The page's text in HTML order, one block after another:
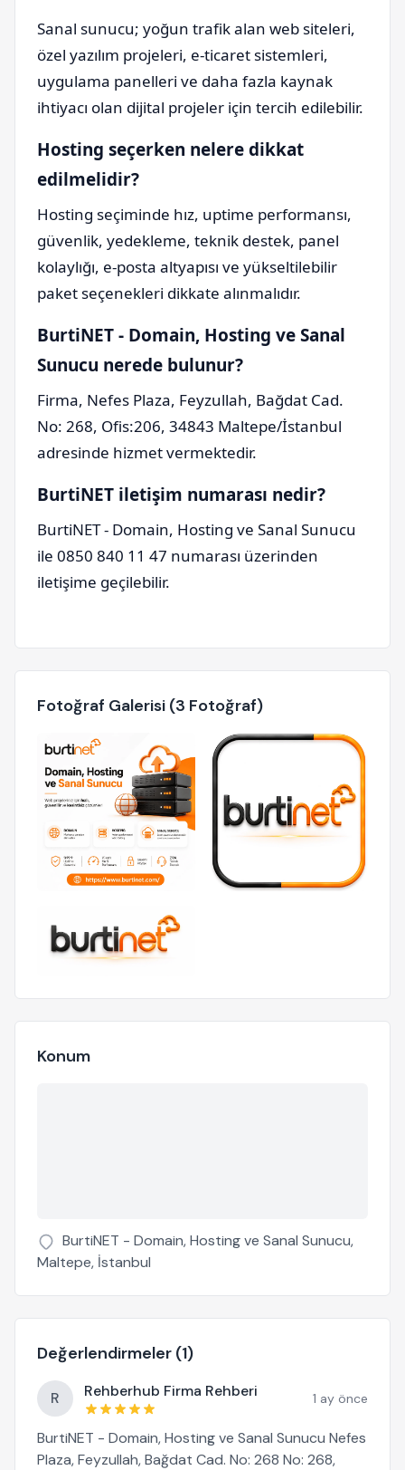
Sanal sunucu; yoğun trafik alan web siteleri,
özel yazılım projeleri, e-ticaret sistemleri,
uygulama panelleri ve daha fazla kaynak
ihtiyacı olan dijital projeler için tercih edilebilir.
Hosting seçerken nelere dikkat
edilmelidir?
Hosting seçiminde hız, uptime performansı,
güvenlik, yedekleme, teknik destek, panel
kolaylığı, e-posta altyapısı ve yükseltilebilir
paket seçenekleri dikkate alınmalıdır.
BurtiNET - Domain, Hosting ve Sanal
Sunucu nerede bulunur?
Firma, Nefes Plaza, Feyzullah, Bağdat Cad.
No: 268, Ofis:206, 34843 Maltepe/İstanbul
adresinde hizmet vermektedir.
BurtiNET iletişim numarası nedir?
BurtiNET - Domain, Hosting ve Sanal Sunucu
ile 0850 840 11 47 numarası üzerinden
iletişime geçilebilir.
Fotoğraf Galerisi (3 Fotoğraf)
Konum
BurtiNET - Domain, Hosting ve Sanal Sunucu,
Maltepe, İstanbul
Değerlendirmeler (1)
R Rehberhub Firma Rehberi 1 ay önce
BurtiNET - Domain, Hosting ve Sanal Sunucu Nefes
Plaza, Feyzullah, Bağdat Cad. No: 268 No: 268,